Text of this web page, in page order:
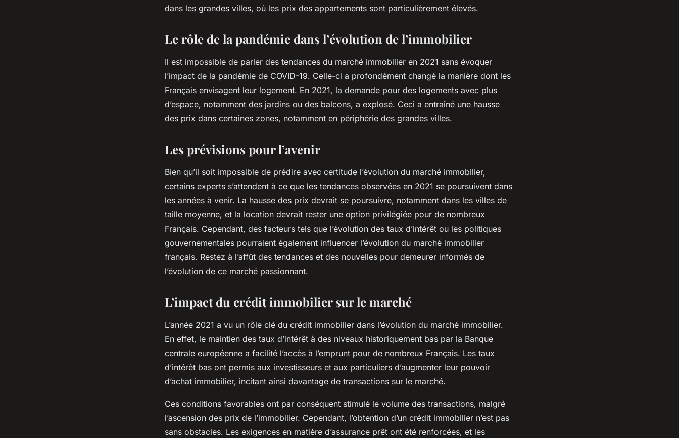
dans les grandes villes, où les prix des appartements sont particulièrement élevés.
Le rôle de la pandémie dans l’évolution de l’immobilier
Il est impossible de parler des tendances du marché immobilier en 2021 sans évoquer
l’impact de la pandémie de COVID-19. Celle-ci a profondément changé la manière dont les
Français envisagent leur logement. En 2021, la demande pour des logements avec plus
d’espace, notamment des jardins ou des balcons, a explosé. Ceci a entraîné une hausse
des prix dans certaines zones, notamment en périphérie des grandes villes.
Les prévisions pour l’avenir
Bien qu’il soit impossible de prédire avec certitude l’évolution du marché immobilier,
certains experts s’attendent à ce que les tendances observées en 2021 se poursuivent dans
les années à venir. La hausse des prix devrait se poursuivre, notamment dans les villes de
taille moyenne, et la location devrait rester une option privilégiée pour de nombreux
Français. Cependant, des facteurs tels que l’évolution des taux d’intérêt ou les politiques
gouvernementales pourraient également influencer l’évolution du marché immobilier
français. Restez à l’affût des tendances et des nouvelles pour demeurer informés de
l’évolution de ce marché passionnant.
L’impact du crédit immobilier sur le marché
L’année 2021 a vu un rôle clé du crédit immobilier dans l’évolution du marché immobilier.
En effet, le maintien des taux d’intérêt à des niveaux historiquement bas par la Banque
centrale européenne a facilité l’accès à l’emprunt pour de nombreux Français. Les taux
d’intérêt bas ont permis aux investisseurs et aux particuliers d’augmenter leur pouvoir
d’achat immobilier, incitant ainsi davantage de transactions sur le marché.
Ces conditions favorables ont par conséquent stimulé le volume des transactions, malgré
l’ascension des prix de l’immobilier. Cependant, l’obtention d’un crédit immobilier n’est pas
sans obstacles. Les exigences en matière d’assurance prêt ont été renforcées, et les